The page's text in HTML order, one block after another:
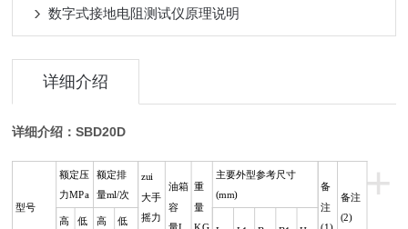
数字式接地电阻测试仪原理说明
详细介绍
详细介绍：SBD20D
+
型号
额定压
力MPa
额定排
量ml/次
zui
大手
摇力
油箱
容
重
量
主要外型参考尺寸
(mm)
备
注
备注
(2)
高 低 高 低